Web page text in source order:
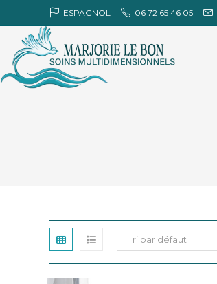
to
content
ESPAGNOL 06 72 65 46 05
Tri par défaut